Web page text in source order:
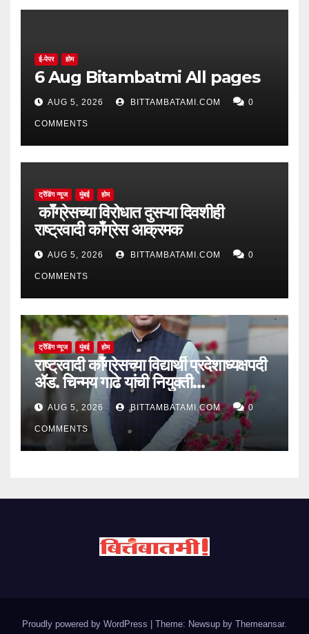
ई-पेपर होम
6 Aug Bitambatmi All pages
AUG 5, 2026 BITTAMBATAMI.COM 0
COMMENTS
ट्रेंडिंग न्यूज मुंबई होम
काँग्रेसच्या विरोधात दुसऱ्या दिवशीही
राष्ट्रवादी काँग्रेस आक्रमक
AUG 5, 2026 BITTAMBATAMI.COM 0
COMMENTS
ट्रेंडिंग न्यूज मुंबई होम
राष्ट्रवादी काँग्रेसच्या विद्यार्थी प्रदेशाध्यक्षपदी
ॲड. चिन्मय गाढे यांची नियुक्ती…
AUG 5, 2026 BITTAMBATAMI.COM 0
COMMENTS
Proudly powered by WordPress | Theme: Newsup by Themeansar.